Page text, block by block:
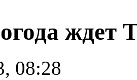
ждет
08:28